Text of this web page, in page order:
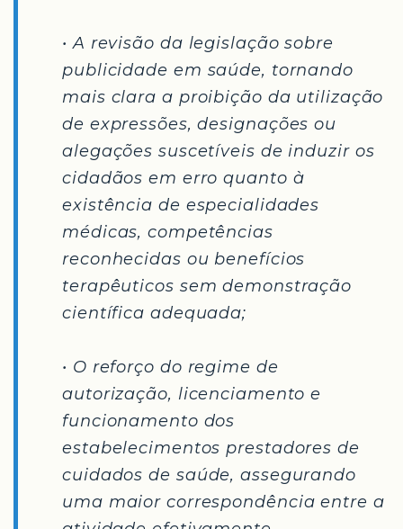
• A revisão da legislação sobre
publicidade em saúde, tornando
mais clara a proibição da utilização
de expressões, designações ou
alegações suscetíveis de induzir os
cidadãos em erro quanto à
existência de especialidades
médicas, competências
reconhecidas ou benefícios
terapêuticos sem demonstração
científica adequada;
• O reforço do regime de
autorização, licenciamento e
funcionamento dos
estabelecimentos prestadores de
cuidados de saúde, assegurando
uma maior correspondência entre a